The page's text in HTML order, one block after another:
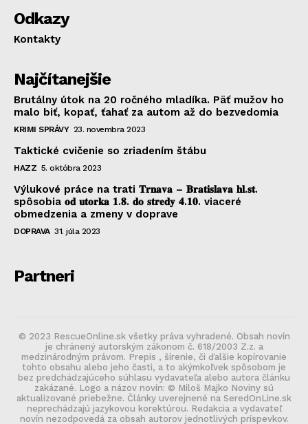
Odkazy
Kontakty
Najčítanejšie
Brutálny útok na 20 ročného mladíka. Päť mužov ho
malo biť, kopať, ťahať za autom až do bezvedomia
KRIMI SPRÁVY 23. novembra 2023
Taktické cvičenie so zriadením štábu
HAZZ 5. októbra 2023
Výlukové práce na trati 𝐓𝐫𝐧𝐚𝐯𝐚 – 𝐁𝐫𝐚𝐭𝐢𝐬𝐥𝐚𝐯𝐚 𝐡𝐥.𝐬𝐭.
spôsobia 𝐨𝐝 𝐮𝐭𝐨𝐫𝐤𝐚 𝟏.𝟖. 𝐝𝐨 𝐬𝐭𝐫𝐞𝐝𝐲 𝟒.𝟏𝟎. viaceré
obmedzenia a zmeny v doprave
DOPRAVA 31. júla 2023
Partneri
© 2023 RescueOnline.sk všetky práva vyhradené. Obsah novín
je chránený autorským zákonom č. 618/2003 Z.z. a
medzinárodným právom. Prepis , šírenie, či ďalšie kopírovanie
tohto obsahu alebo jeho časti, a to akýmkoľvek spôsobom je
bez predchádzajúceho súhlasu vydavateľa alebo autora článku
zakázané. Logo a názov novín: © Miloš Majko Noviny sú
aktualizované priebežne. Články uverejnené na SeredOnLine.sk
neprechádzajú jazykovou korektúrou. Redakcia a vydavateľ
novín nezodpovedá za obsah autorov jednotlivých príspevkov.